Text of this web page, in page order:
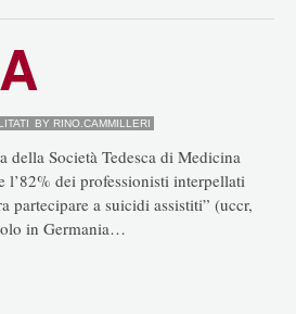
SU
BY RINO.CAMMILLERI
della Società Tedesca di Medicina
l’82% dei professionisti interpellati
partecipare a suicidi assistiti” (uccr,
in Germania…